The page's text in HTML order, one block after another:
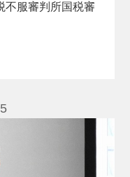
不服審判所国税審